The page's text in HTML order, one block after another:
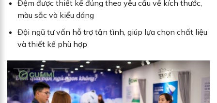
Đệm được thiết kế đúng theo yêu cầu về kích thước,
màu sắc và kiểu dáng
Đội ngũ tư vấn hỗ trợ tận tình, giúp lựa chọn chất liệu
và thiết kế phù hợp